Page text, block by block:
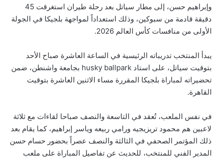
وإبراهيم حسن، إلى مطار سياتل بعد رحلة طيران استغرقت 45
دقيقة قادمة من سبوكين، وذلك استعداداً لمواجهة بلجيكا في الجولة
الأولى من منافسات كأس العالم 2026.
يبدأ المنتخب تدريباته الرئيسية في الساعة العاشرة صباح الأحد
بتوقيت سياتل، على استاد husky ballpark بجامعة واشنطن، ضمن
تحضيراته لمباراة بلجيكا المقررة مساء الاثنين العاشرة بتوقيت
القاهرة.
في نفس الملعب، تُعقد في التاسعة والنصف صباحا لقاءات مع ثلاثة
لاعبين هم محمود تريزيجيه ورامي ربيعه وياسر إبراهيم، كما يقام بعد
ذلك المؤتمر الصحفي في الثالثة والنصف عصراً بحضور حسام حسن
المدير الفني للمنتخب، للحديث عن تفاصيل المباراة على ملعب